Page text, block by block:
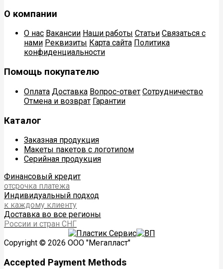
О компании
О нас Вакансии Наши работы Статьи Связаться с
нами Реквизиты Карта сайта Политика
конфиденциальности
Помощь покупателю
Оплата Доставка Вопрос-ответ Сотрудничество
Отмена и возврат Гарантии
Каталог
Заказная продукция
Макеты пакетов с логотипом
Серийная продукция
Финансовый кредит
отсрочка платежа
Индивидуальный подход
к каждому клиенту
Доставка во все регионы
России и стран СНГ
Copyright © 2026 ООО "Мегапласт"
Accepted Payment Methods